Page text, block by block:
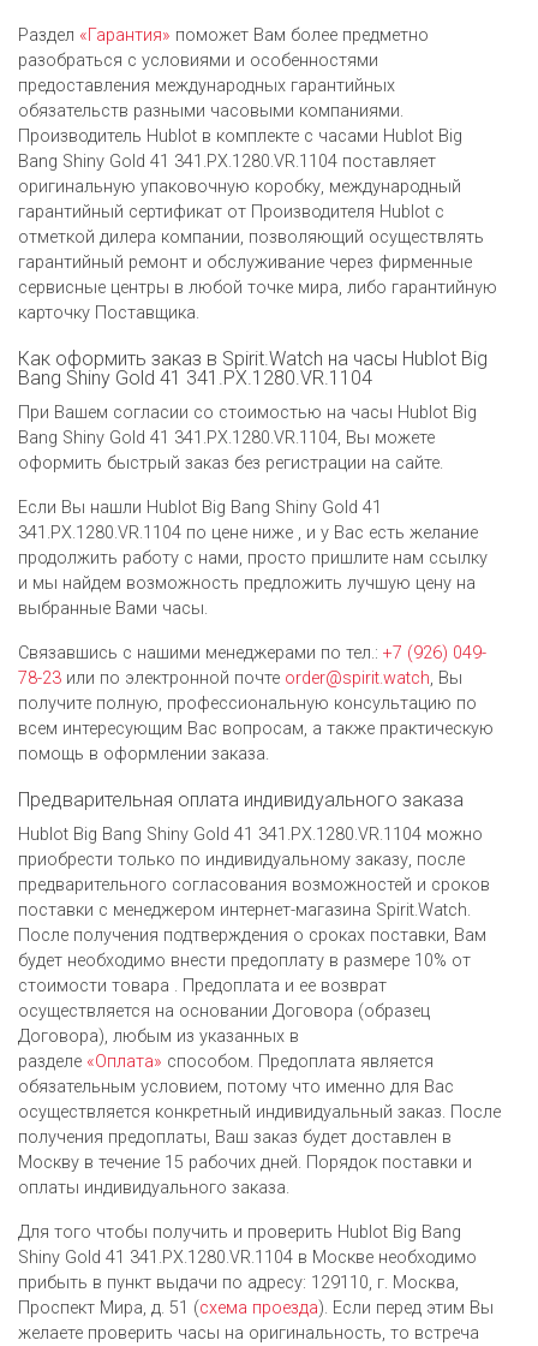
Раздел «Гарантия» поможет Вам более предметно
разобраться с условиями и особенностями
предоставления международных гарантийных
обязательств разными часовыми компаниями.
Производитель Hublot в комплекте с часами Hublot Big
Bang Shiny Gold 41 341.PX.1280.VR.1104 поставляет
оригинальную упаковочную коробку, международный
гарантийный сертификат от Производителя Hublot c
отметкой дилера компании, позволяющий осуществлять
гарантийный ремонт и обслуживание через фирменные
сервисные центры в любой точке мира, либо гарантийную
карточку Поставщика.
Как оформить заказ в Spirit.Watch на часы Hublot Big
Bang Shiny Gold 41 341.PX.1280.VR.1104
При Вашем согласии со стоимостью на часы Hublot Big
Bang Shiny Gold 41 341.PX.1280.VR.1104, Вы можете
оформить быстрый заказ без регистрации на сайте.
Если Вы нашли Hublot Big Bang Shiny Gold 41
341.PX.1280.VR.1104 по цене ниже , и у Вас есть желание
продолжить работу с нами, просто пришлите нам ссылку
и мы найдем возможность предложить лучшую цену на
выбранные Вами часы.
Связавшись с нашими менеджерами по тел.: +7 (926) 049-
78-23 или по электронной почте order@spirit.watch, Вы
получите полную, профессиональную консультацию по
всем интересующим Вас вопросам, а также практическую
помощь в оформлении заказа.
Предварительная оплата индивидуального заказа
Hublot Big Bang Shiny Gold 41 341.PX.1280.VR.1104 можно
приобрести только по индивидуальному заказу, после
предварительного согласования возможностей и сроков
поставки с менеджером интернет-магазина Spirit.Watch.
После получения подтверждения о сроках поставки, Вам
будет необходимо внести предоплату в размере 10% от
стоимости товара . Предоплата и ее возврат
осуществляется на основании Договора (образец
Договора), любым из указанных в
разделе «Оплата» способом. Предоплата является
обязательным условием, потому что именно для Вас
осуществляется конкретный индивидуальный заказ. После
получения предоплаты, Ваш заказ будет доставлен в
Москву в течение 15 рабочих дней. Порядок поставки и
оплаты индивидуального заказа.
Для того чтобы получить и проверить Hublot Big Bang
Shiny Gold 41 341.PX.1280.VR.1104 в Москве необходимо
прибыть в пункт выдачи по адресу: 129110, г. Москва,
Проспект Мира, д. 51 (схема проезда). Если перед этим Вы
желаете проверить часы на оригинальность, то встреча